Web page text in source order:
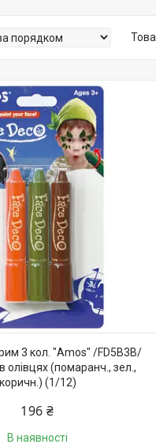
3 кол. "Amos" /FD5B3B/
олівцях (помаранч., зел.,
(1/12)
196 ₴
В наявності